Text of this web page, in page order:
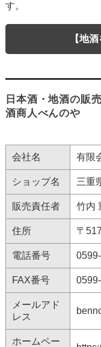
す。
【地
日本酒・地酒の販
酒商人べんのや
会社名 有限
ショップ名 三重
販売責任者 竹内
住所 〒
電話番号
FAX番号
メールアド
レス
ホームペー